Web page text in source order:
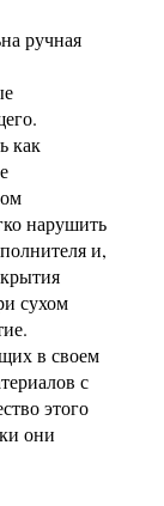
ручная
как
нарушить
и,
сухом
в своем
с
этого
они